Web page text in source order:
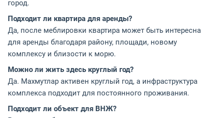
город.
Подходит ли квартира для аренды?
Да, после меблировки квартира может быть интересна
для аренды благодаря району, площади, новому
комплексу и близости к морю.
Можно ли жить здесь круглый год?
Да. Махмутлар активен круглый год, а инфраструктура
комплекса подходит для постоянного проживания.
Подходит ли объект для ВНЖ?